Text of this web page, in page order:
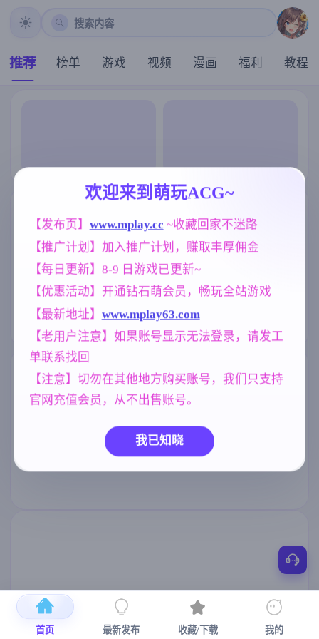
搜索内容
推荐 榜单 游戏 视频 漫画 福利 教程
欢迎来到萌玩ACG~
【发布页】 www.mplay.cc ~收藏回家不迷路
【推广计划】加入推广计划，赚取丰厚佣金
【每日更新】8-9 日游戏已更新~
【优惠活动】开通钻石萌会员，畅玩全站游戏
【最新地址】 www.mplay63.com
【老用户注意】如果账号显示无法登录，请发工
单联系找回
【注意】切勿在其他地方购买账号，我们只支持
官网充值会员，从不出售账号。
我已知晓
首页 最新发布 收藏/下载 我的